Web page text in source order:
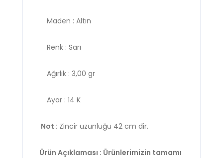
Maden : Altın
Renk : Sarı
Ağırlık : 3,00 gr
Ayar : 14 K
Not : Zincir uzunluğu 42 cm dir.
Ürün Açıklaması : Ürünlerimizin tamamı